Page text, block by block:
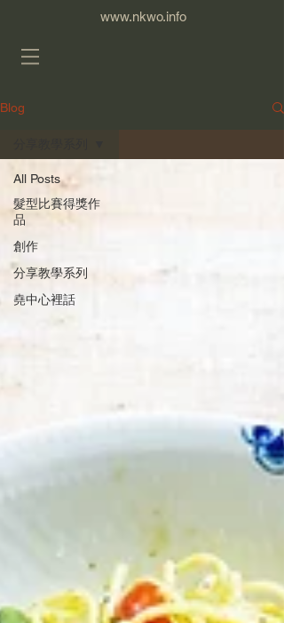
www.nkwo.info
Blog
All Posts
髮型比賽得獎作
品
創作
分享教學系列
堯中心裡話